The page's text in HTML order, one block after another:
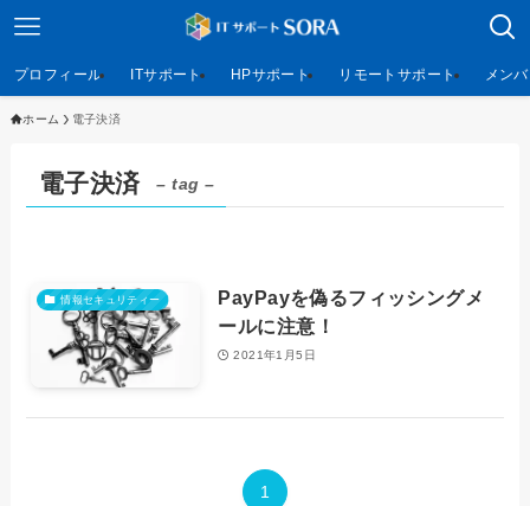
プロフィール ITサポート HPサポート リモートサポート メン
ホーム 電子決済
電子決済 – tag –
情報セキュリティー
PayPayを偽るフィッシングメ
ールに注意！
2021年1月5日
1